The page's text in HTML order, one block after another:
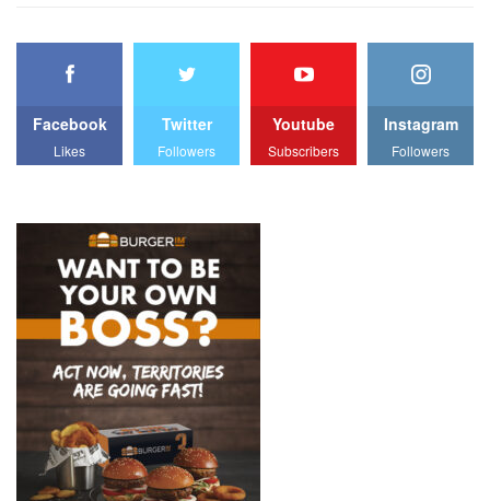
Facebook
Likes
Twitter
Followers
Youtube
Subscribers
Instagram
Followers